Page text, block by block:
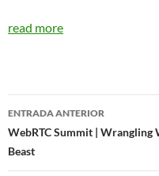
read more
Navegador
de
entradas
ENTRADA ANTERIOR
WebRTC Summit | Wrangling
Beast